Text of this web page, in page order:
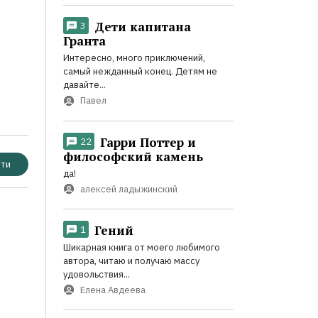
3
Дети капитана
Гранта
Интересно, много приключений,
самый нежданный конец. Детям не
давайте...
Павел
22
Гарри Поттер и
философский камень
да!
алексей ладыжинский
1 Гений
Шикарная книга от моего любимого
автора, читаю и получаю массу
удовольствия...
Елена Авдеева